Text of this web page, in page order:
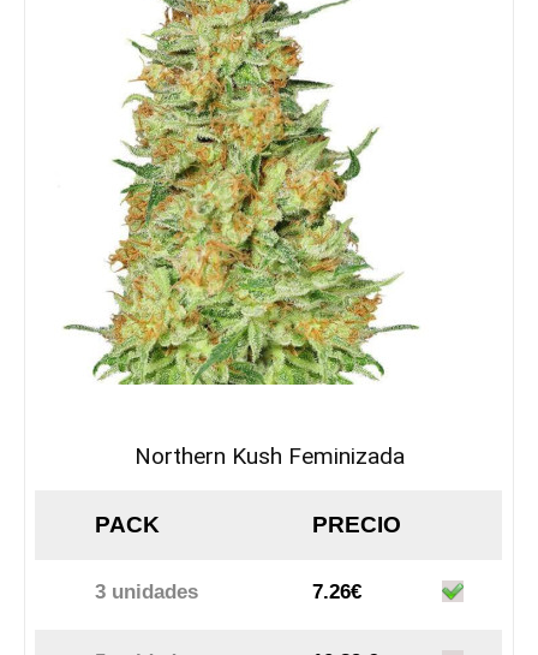
Northern Kush Feminizada
PACK PRECIO
3 unidades 7.26€